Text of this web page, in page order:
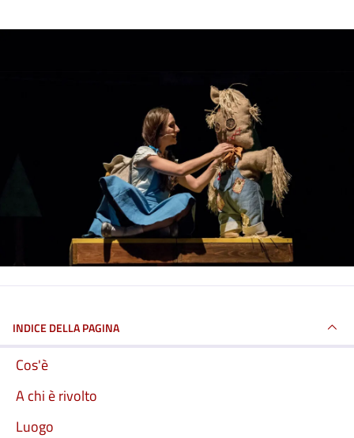
INDICE DELLA PAGINA
Cos'è
A chi è rivolto
Luogo